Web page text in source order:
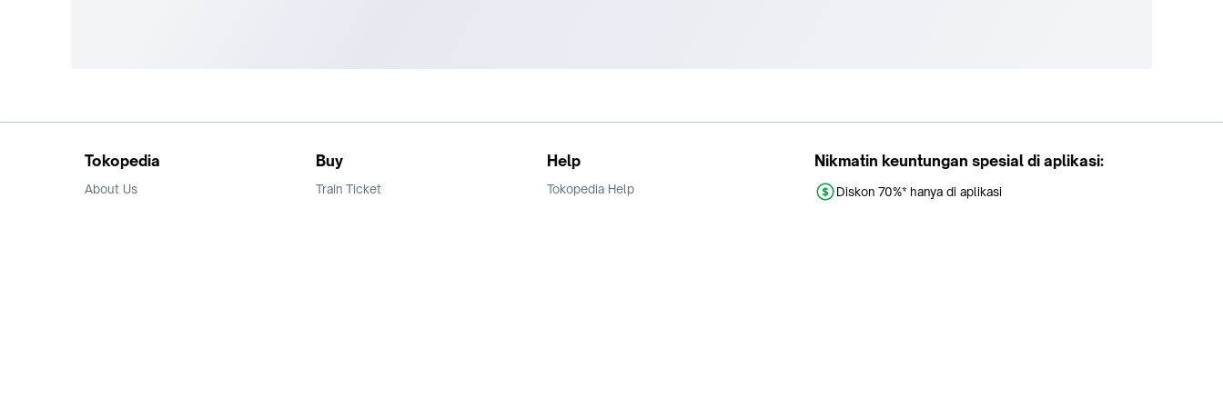
Tokopedia
About Us
Buy
Train Ticket
Help
Tokopedia Help
Nikmatin keuntungan spesial di aplikasi:
Diskon 70%* hanya di aplikasi